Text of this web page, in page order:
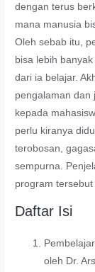
dengan terus
mana manusia
Oleh sebab itu,
bisa lebih
dari ia belajar.
pengalaman dan
kepada
perlu kiranya
terobosan,
sempurna.
program
Daftar Isi
oleh Dr.